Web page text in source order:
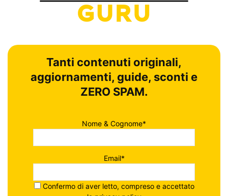
Tanti contenuti originali,
aggiornamenti, guide, sconti e
ZERO SPAM.
Nome & Cognome*
Email*
Confermo di aver letto, compreso e accettato